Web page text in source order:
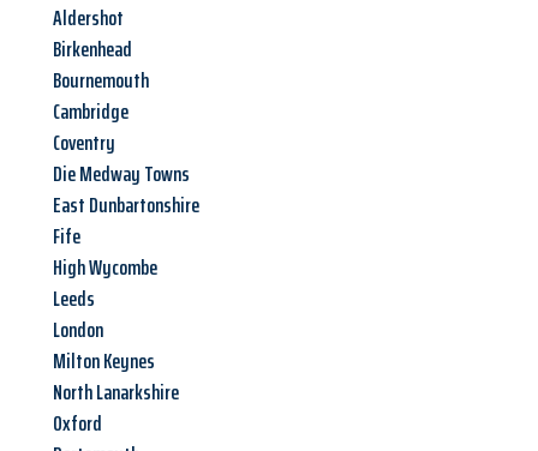
Aldershot
Birkenhead
Bournemouth
Cambridge
Coventry
Die Medway Towns
East Dunbartonshire
Fife
High Wycombe
Leeds
London
Milton Keynes
North Lanarkshire
Oxford